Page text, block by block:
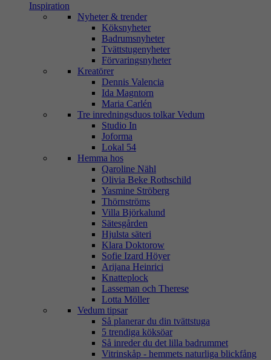
Inspiration
Nyheter & trender
Köksnyheter
Badrumsnyheter
Tvättstugenyheter
Förvaringsnyheter
Kreatörer
Dennis Valencia
Ida Magntorn
Maria Carlén
Tre inredningsduos tolkar Vedum
Studio In
Joforma
Lokal 54
Hemma hos
Qaroline Nähl
Olivia Beke Rothschild
Yasmine Ströberg
Thörnströms
Villa Björkalund
Sätesgården
Hjulsta säteri
Klara Doktorow
Sofie Izard Höyer
Arijana Heinrici
Knatteplock
Lasseman och Therese
Lotta Möller
Vedum tipsar
Så planerar du din tvättstuga
5 trendiga köksöar
Så inreder du det lilla badrummet
Vitrinskåp - hemmets naturliga blickfång